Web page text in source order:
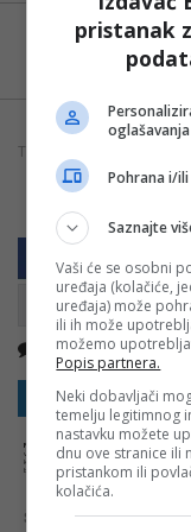
Možete
TAGOVI:
Nema komentara
Sakrij sve
NAPOMENA: Komentari odražavaju stavove
vrijeđanja, psovanja i vulgarnog izražavanja.
komentara Banjaluka.com nije dužan obrisati sve
biti pronađeni sadržaji koji mogu biti u suprotnosti
Šta mislite o ovoj
pristanak
Pohrana i/
Saznajte
Vaši će se osobni
uređaja (kolačiće,
uređaja) može
ili ih može
možemo
Popis partnera.
Neki dobavljači
temelju legitimnog
nastavku možete
dnu ove stranice ili
pristankom ili
kolačića.